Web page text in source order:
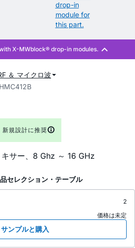
drop-in
module for
this part.
＆ マイクロ波
HMC412B
新規設計に推奨
サー、8 Ghz ～ 16 GHz
セレクション・テーブル
2
価格は未定
サンプルと購入